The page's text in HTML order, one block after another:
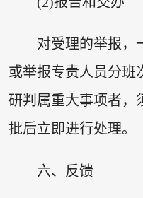
对受理的举报，
或举报专责人员分班
研判属重大事项者，
批后立即进行处理。
六、反馈